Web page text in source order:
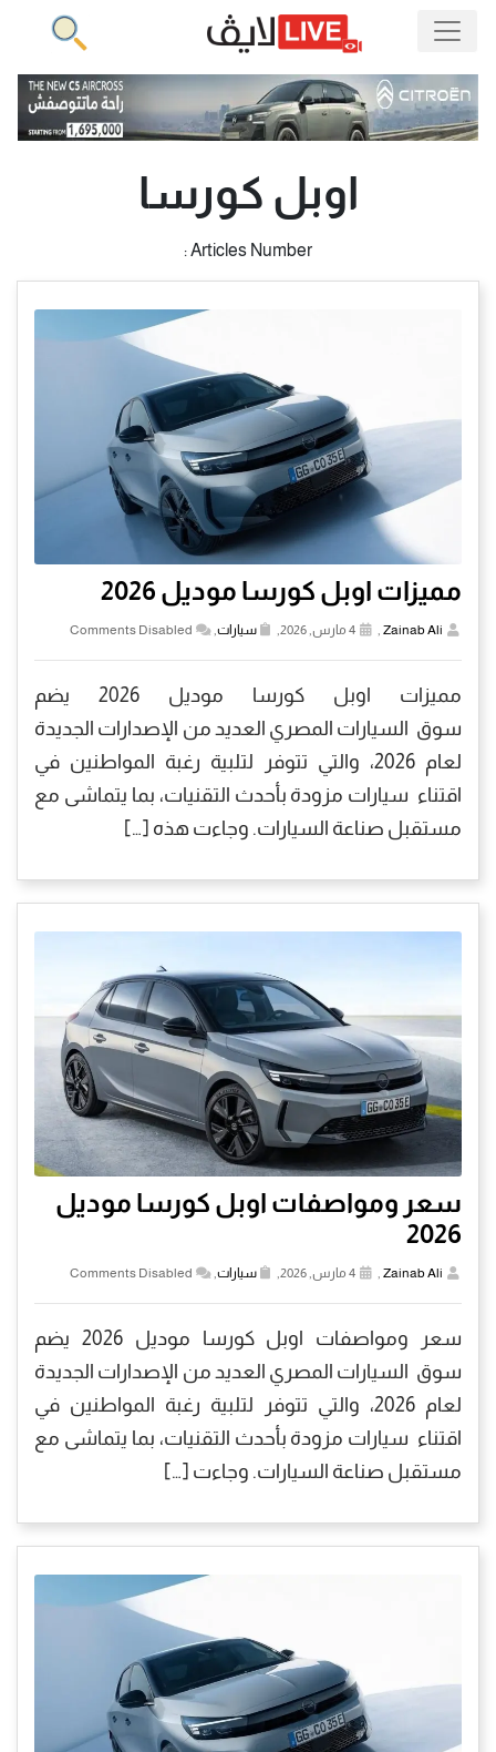
اوبل كورسا
Articles Number :
مميزات اوبل كورسا موديل 2026
Zainab Ali
, سيارات,
Comments Disabled
مميزات اوبل كورسا موديل 2026 يضم
سوق السيارات المصري العديد من الإصدارات الجديدة
لعام 2026، والتي تتوفر لتلبية رغبة المواطنين في
اقتناء سيارات مزودة بأحدث التقنيات، بما يتماشى مع
مستقبل صناعة السيارات. وجاءت هذه […]
سعر ومواصفات اوبل كورسا موديل
2026
Zainab Ali سيارات Comments Disabled
سعر ومواصفات اوبل كورسا موديل 2026 يضم
سوق السيارات المصري العديد من الإصدارات الجديدة
لعام 2026، والتي تتوفر لتلبية رغبة المواطنين في
اقتناء سيارات مزودة بأحدث التقنيات، بما يتماشى مع
مستقبل صناعة السيارات. وجاءت […]